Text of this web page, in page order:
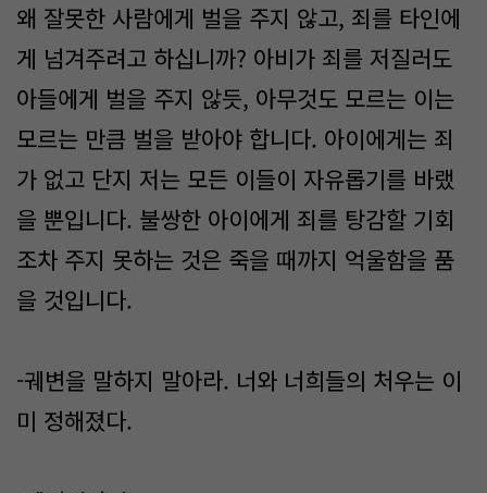
왜 잘못한 사람에게 벌을 주지 않고, 죄를 타인에
게 넘겨주려고 하십니까? 아비가 죄를 저질러도
아들에게 벌을 주지 않듯, 아무것도 모르는 이는
모르는 만큼 벌을 받아야 합니다. 아이에게는 죄
가 없고 단지 저는 모든 이들이 자유롭기를 바랬
을 뿐입니다. 불쌍한 아이에게 죄를 탕감할 기회
조차 주지 못하는 것은 죽을 때까지 억울함을 품
을 것입니다.
-궤변을 말하지 말아라. 너와 너희들의 처우는 이
미 정해졌다.